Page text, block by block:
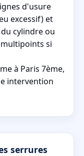
d'usure
excessif) et
cylindre ou
si
à Paris 7ème,
intervention
serrures